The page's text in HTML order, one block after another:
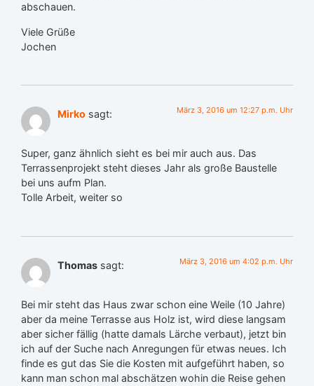
abschauen.
Viele Grüße
Jochen
Mirko sagt: März 3, 2016 um 12:27 p.m. Uhr
Super, ganz ähnlich sieht es bei mir auch aus. Das
Terrassenprojekt steht dieses Jahr als große Baustelle
bei uns aufm Plan.
Tolle Arbeit, weiter so
Thomas sagt: März 3, 2016 um 4:02 p.m. Uhr
Bei mir steht das Haus zwar schon eine Weile (10 Jahre)
aber da meine Terrasse aus Holz ist, wird diese langsam
aber sicher fällig (hatte damals Lärche verbaut), jetzt bin
ich auf der Suche nach Anregungen für etwas neues. Ich
finde es gut das Sie die Kosten mit aufgeführt haben, so
kann man schon mal abschätzen wohin die Reise gehen